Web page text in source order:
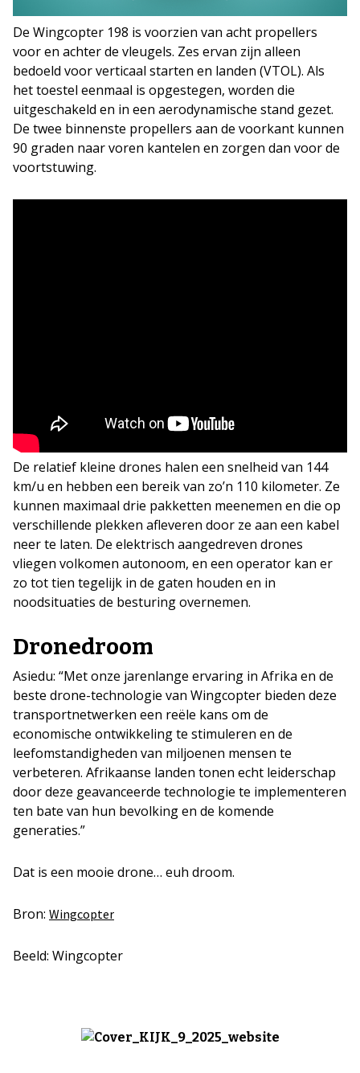
De Wingcopter 198 is voorzien van acht propellers
voor en achter de vleugels. Zes ervan zijn alleen
bedoeld voor verticaal starten en landen (VTOL). Als
het toestel eenmaal is opgestegen, worden die
uitgeschakeld en in een aerodynamische stand gezet.
De twee binnenste propellers aan de voorkant kunnen
90 graden naar voren kantelen en zorgen dan voor de
voortstuwing.
De relatief kleine drones halen een snelheid van 144
km/u en hebben een bereik van zo’n 110 kilometer. Ze
kunnen maximaal drie pakketten meenemen en die op
verschillende plekken afleveren door ze aan een kabel
neer te laten. De elektrisch aangedreven drones
vliegen volkomen autonoom, en een operator kan er
zo tot tien tegelijk in de gaten houden en in
noodsituaties de besturing overnemen.
Dronedroom
Asiedu: “Met onze jarenlange ervaring in Afrika en de
beste drone-technologie van Wingcopter bieden deze
transportnetwerken een reële kans om de
economische ontwikkeling te stimuleren en de
leefomstandigheden van miljoenen mensen te
verbeteren. Afrikaanse landen tonen echt leiderschap
door deze geavanceerde technologie te implementeren
ten bate van hun bevolking en de komende
generaties.”
Dat is een mooie drone… euh droom.
Bron: Wingcopter
Beeld: Wingcopter